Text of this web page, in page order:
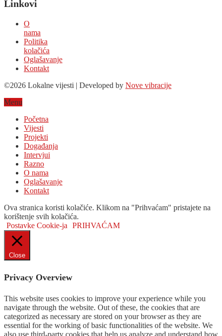
Linkovi
O
nama
Politika
kolačića
Oglašavanje
Kontakt
©2026 Lokalne vijesti | Developed by Nove vibracije
Menu
Početna
Vijesti
Projekti
Događanja
Intervjui
Razno
O nama
Oglašavanje
Kontakt
Ova stranica koristi kolačiće. Klikom na "Prihvaćam" pristajete na
korištenje svih kolačića.
Postavke Cookie-ja
PRIHVAĆAM
Close
Privacy Overview
This website uses cookies to improve your experience while you
navigate through the website. Out of these, the cookies that are
categorized as necessary are stored on your browser as they are
essential for the working of basic functionalities of the website. We